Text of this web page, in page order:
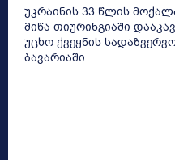
უკრაინის 33 წლის
მიწა თიურინგიაში
უცხო ქვეყნის
ბავარიაში...